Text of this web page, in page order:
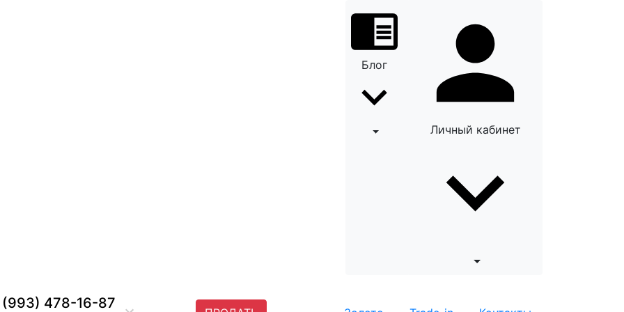
Блог
Личный кабинет
(993) 478-16-87